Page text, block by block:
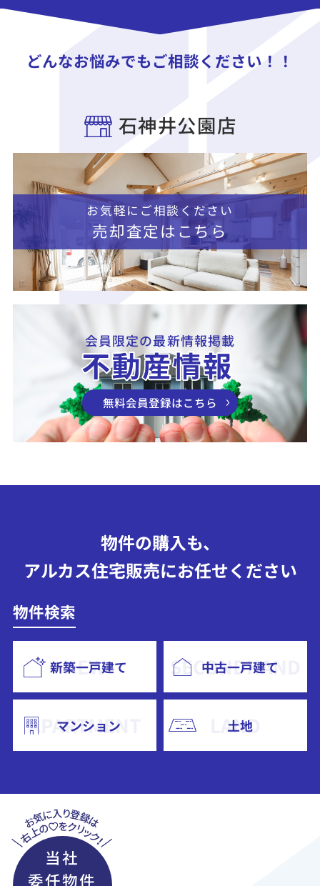
どんなお悩みでもご相談ください！！
石神井公園店
お気軽にご相談ください
売却査定はこちら
会員限定の最新情報掲載
無料会員登録はこちら
物件の購入も、
アルカス住宅販売にお任せください
物件検索
新築一戸建て 中古一戸建て
マンション 土地
当社
委任物件